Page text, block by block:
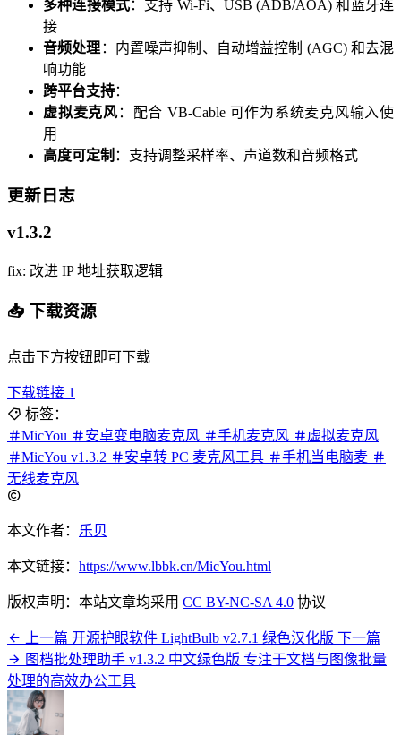
多种连接模式：支持 Wi-Fi、USB (ADB/AOA) 和蓝牙连
接
音频处理 ：内置噪声抑制、自动增益控制 (AGC) 和去混
响功能
跨平台支持：
虚拟麦克风：配合 VB-Cable 可作为系统麦克风输入使
用
高度可定制 ：支持调整采样率、声道数和音频格式
更新日志
v1.3.2
fix: 改进 IP 地址获取逻辑
📥 下载资源
点击下方按钮即可下载
下载链接 1
标签：
MicYou
安卓变电脑麦克风 手机麦克风
虚拟麦克风
MicYou v1.3.2
安卓转 PC 麦克风工具
手机当电脑麦
无线麦克风
本文作者： 乐贝
本文链接： https://www.lbbk.cn/MicYou.html
版权声明：本站文章均采用 CC BY-NC-SA 4.0 协议
上一篇 开源护眼软件 LightBulb v2.7.1 绿色汉化版 下一篇
图档批处理助手 v1.3.2 中文绿色版 专注于文档与图像批量
处理的高效办公工具